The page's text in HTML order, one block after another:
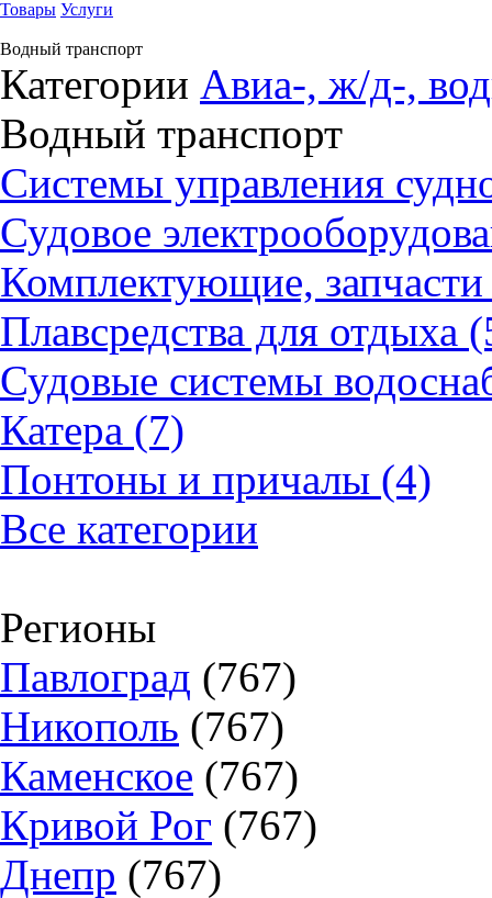
Товары Услуги
Водный транспорт
Категории Авиа-, ж/д-,
Водный транспорт
Системы управления
Судовое
Комплектующие,
Плавсредства для отдыха
Судовые системы
Катера (7)
Понтоны и причалы (4)
Все категории
Регионы
Павлоград (767)
Никополь (767)
Каменское (767)
Кривой Рог (767)
Днепр (767)